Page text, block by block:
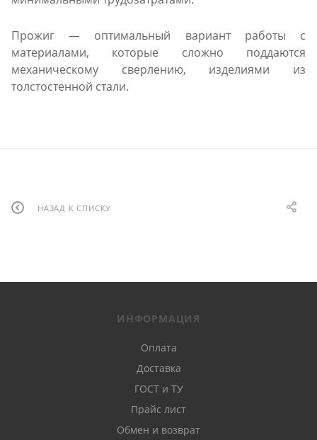
Прожиг — оптимальный вариант работы с
материалами, которые сложно поддаются
механическому сверлению, изделиями из
толстостенной стали.
НАЗАД К СПИСКУ
ИНФОРМАЦИЯ
Оплата
Доставка
ГОСТ и ТУ
Прайс лист
Обмен и возврат